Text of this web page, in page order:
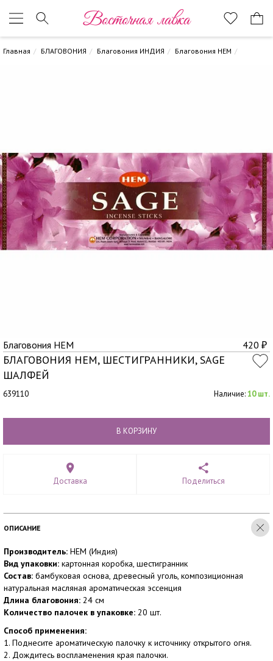
Восточная лавка
Главная БЛАГОВОНИЯ Благовония ИНДИЯ Благовония HEM
Благовония HEM 420 ₽
БЛАГОВОНИЯ HEM, ШЕСТИГРАННИКИ, SAGE
ШАЛФЕЙ
639110 Наличие:10 шт.
В КОРЗИНУ
Доставка Поделиться
ОПИСАНИЕ
Производитель: HEM (Индия)
Вид упаковки: картонная коробка, шестигранник
Состав: бамбуковая основа, древесный уголь, композиционная
натуральная масляная ароматическая эссенция
Длина благовония: 24 см
Количество палочек в упаковке: 20 шт.
Способ применения:
1. Поднесите ароматическую палочку к источнику открытого огня.
2. Дождитесь воспламенения края палочки.